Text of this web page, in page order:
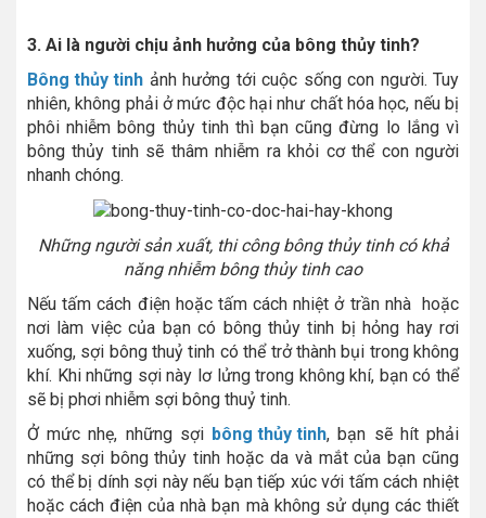
3. Ai là người chịu ảnh hưởng của bông thủy tinh?
Bông thủy tinh ảnh hưởng tới cuộc sống con người. Tuy
nhiên, không phải ở mức độc hại như chất hóa học, nếu bị
phôi nhiễm bông thủy tinh thì bạn cũng đừng lo lắng vì
bông thủy tinh sẽ thâm nhiễm ra khỏi cơ thể con người
nhanh chóng.
Những người sản xuất, thi công bông thủy tinh có khả
năng nhiễm bông thủy tinh cao
Nếu tấm cách điện hoặc tấm cách nhiệt ở trần nhà hoặc
nơi làm việc của bạn có bông thủy tinh bị hỏng hay rơi
xuống, sợi bông thuỷ tinh có thể trở thành bụi trong không
khí. Khi những sợi này lơ lửng trong không khí, bạn có thể
sẽ bị phơi nhiễm sợi bông thuỷ tinh.
Ở mức nhẹ, những sợi bông thủy tinh, bạn sẽ hít phải
những sợi bông thủy tinh hoặc da và mắt của bạn cũng
có thể bị dính sợi này nếu bạn tiếp xúc với tấm cách nhiệt
hoặc cách điện của nhà bạn mà không sử dụng các thiết